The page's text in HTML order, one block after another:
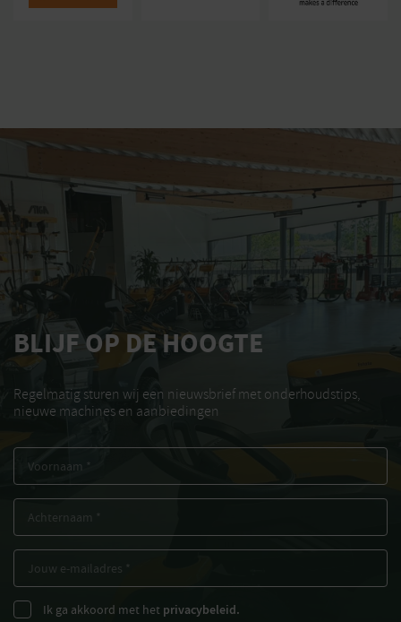
BLIJF OP DE HOOGTE
Regelmatig sturen wij een nieuwsbrief met onderhoudstips,
nieuwe machines en aanbiedingen
Ik ga akkoord met het privacybeleid.